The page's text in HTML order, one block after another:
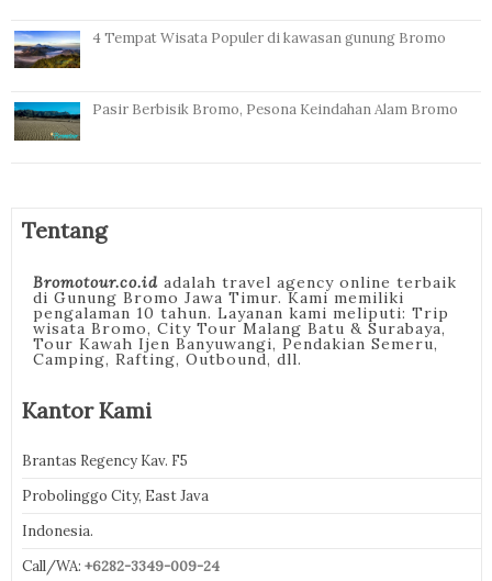
4 Tempat Wisata Populer di kawasan gunung Bromo
Pasir Berbisik Bromo, Pesona Keindahan Alam Bromo
Tentang
Bromotour.co.idadalah travel agency online terbaik
di Gunung Bromo Jawa Timur. Kami memiliki
pengalaman 10 tahun. Layanan kami meliputi: Trip
wisata Bromo, City Tour Malang Batu & Surabaya,
Tour Kawah Ijen Banyuwangi, Pendakian Semeru,
Camping, Rafting, Outbound, dll.
Kantor Kami
Brantas Regency Kav. F5
Probolinggo City, East Java
Indonesia.
Call/WA: +6282-3349-009-24